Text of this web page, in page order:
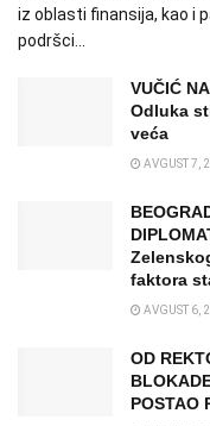
iz oblasti finansija, kao i
podršci...
VUČIĆ
Odluka
veća
AVGUST 7,
faktora
AVGUST 6,
OD
POSTAO